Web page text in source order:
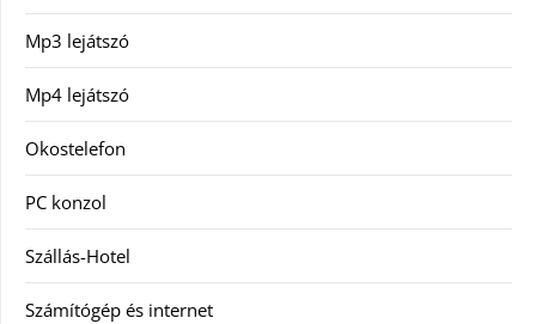
Mp3 lejátszó
Mp4 lejátszó
Okostelefon
PC konzol
Szállás-Hotel
Számítógép és internet